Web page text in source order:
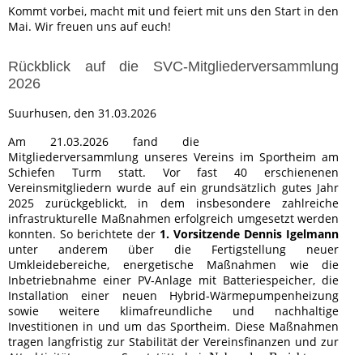
Kommt vorbei, macht mit und feiert mit uns den Start in den
Mai. Wir freuen uns auf euch!
Rückblick auf die SVC-Mitgliederversammlung
2026
Suurhusen, den 31.03.2026
Am 21.03.2026 fand die
Mitgliederversammlung unseres Vereins im Sportheim am
Schiefen Turm statt. Vor fast 40 erschienenen
Vereinsmitgliedern wurde auf ein grundsätzlich gutes Jahr
2025 zurückgeblickt, in dem insbesondere zahlreiche
infrastrukturelle Maßnahmen erfolgreich umgesetzt werden
konnten. So berichtete der 1. Vorsitzende Dennis Igelmann
unter anderem über die Fertigstellung neuer
Umkleidebereiche, energetische Maßnahmen wie die
Inbetriebnahme einer PV‑Anlage mit Batteriespeicher, die
Installation einer neuen Hybrid‑Wärmepumpenheizung
sowie weitere klimafreundliche und nachhaltige
Investitionen in und um das Sportheim. Diese Maßnahmen
tragen langfristig zur Stabilität der Vereinsfinanzen und zur